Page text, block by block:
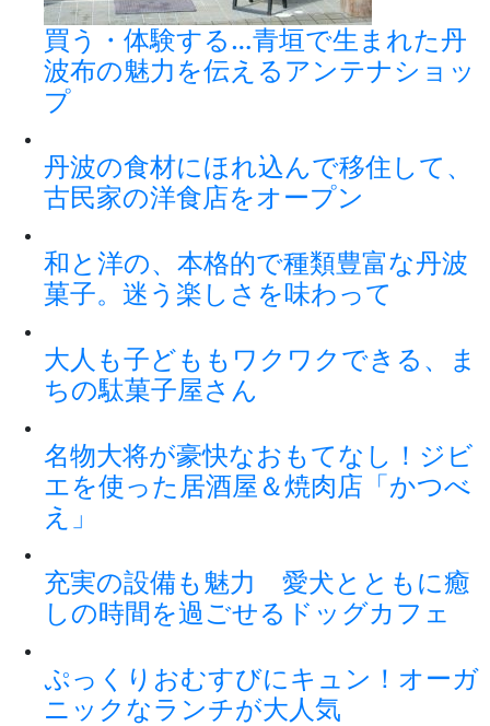
買う・体験する…青垣で生まれた丹
波布の魅力を伝えるアンテナショッ
プ
丹波の食材にほれ込んで移住して、
古民家の洋食店をオープン
和と洋の、本格的で種類豊富な丹波
菓子。迷う楽しさを味わって
大人も子どももワクワクできる、ま
ちの駄菓子屋さん
名物大将が豪快なおもてなし！ジビ
エを使った居酒屋＆焼肉店「かつべ
え」
充実の設備も魅力 愛犬とともに癒
しの時間を過ごせるドッグカフェ
ぷっくりおむすびにキュン！オーガ
ニックなランチが大人気